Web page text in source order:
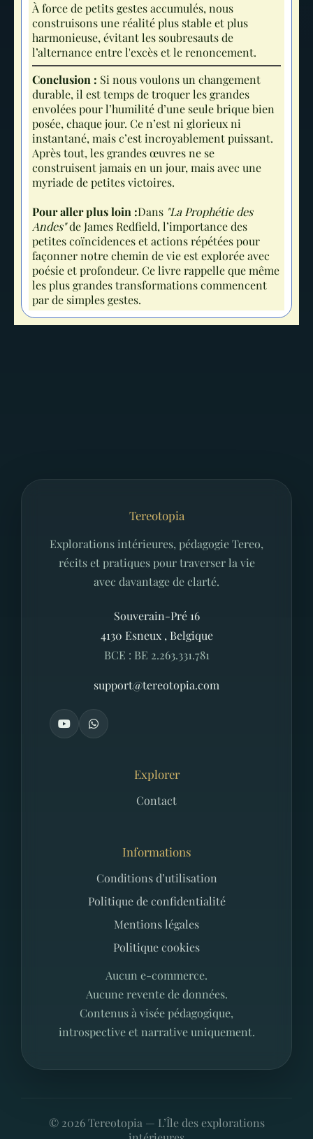
À force de petits gestes accumulés, nous
construisons une réalité plus stable et plus
harmonieuse, évitant les soubresauts de
l’alternance entre l'excès et le renoncement.
Conclusion : Si nous voulons un changement
durable, il est temps de troquer les grandes
envolées pour l’humilité d’une seule brique bien
posée, chaque jour. Ce n’est ni glorieux ni
instantané, mais c’est incroyablement puissant.
Après tout, les grandes œuvres ne se
construisent jamais en un jour, mais avec une
myriade de petites victoires.
Pour aller plus loin :Dans "La Prophétie des
Andes"de James Redfield, l’importance des
petites coïncidences et actions répétées pour
façonner notre chemin de vie est explorée avec
poésie et profondeur. Ce livre rappelle que même
les plus grandes transformations commencent
par de simples gestes.
Tereotopia
Explorations intérieures, pédagogie Tereo,
récits et pratiques pour traverser la vie
avec davantage de clarté.
Souverain-Pré 16
4130 Esneux , Belgique
BCE : BE 2.263.331.781
support@tereotopia.com
Explorer
Contact
Informations
Conditions d’utilisation
Politique de confidentialité
Mentions légales
Politique cookies
Aucun e-commerce.
Aucune revente de données.
Contenus à visée pédagogique,
introspective et narrative uniquement.
© 2026Tereotopia — L’Île des explorations